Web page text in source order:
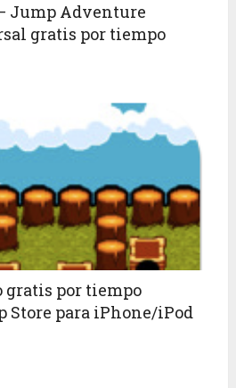
Jump Adventure
gratis por tiempo
gratis por tiempo
Store para iPhone/iPod